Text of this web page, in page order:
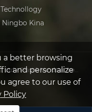
Kina
a better browsing
and personalize
agree to our use of
Policy